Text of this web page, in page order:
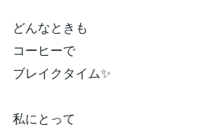
どんなときも
コーヒーで
ブレイクタイム✨
私にとって